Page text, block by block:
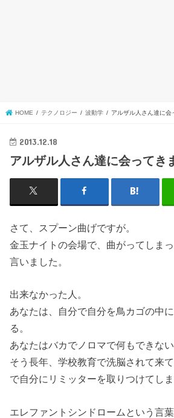
HOME テクノロジー 波動学 アルザル人さん達に会
2013.12.18
アルザル人さん達に会ってき
さて、スプーン曲げですが。
金玉ナイトの会場で、曲がってしま
言いました。
出来なかった人。
あなたは、自分で自分を鳥カゴの中
る。
あなたはバカでノロマで何もできない
そう長年、学校教育で洗脳されて来
で自分にリミッターを取りつけてしま
エレファントシンドロームという言